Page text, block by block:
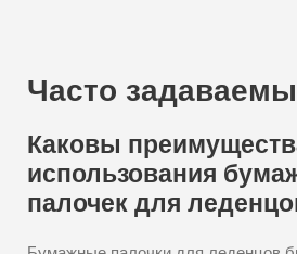
Часто
Каковы
использования
палочек для